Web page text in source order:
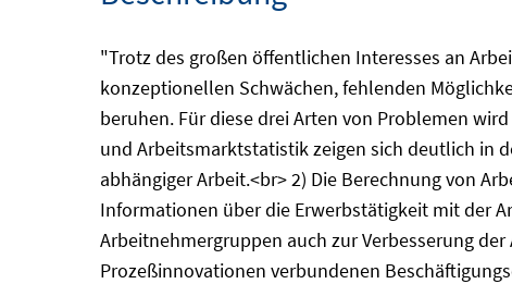
"Trotz des großen öffentlichen Interesses an
konzeptionellen Schwächen, fehlenden
beruhen. Für diese drei Arten von Problemen
und Arbeitsmarktstatistik zeigen sich deutlich in
abhängiger Arbeit.<br> 2) Die Berechnung von
Informationen über die Erwerbstätigkeit mit der
Arbeitnehmergruppen auch zur Verbesserung
Prozeßinnovationen verbundenen